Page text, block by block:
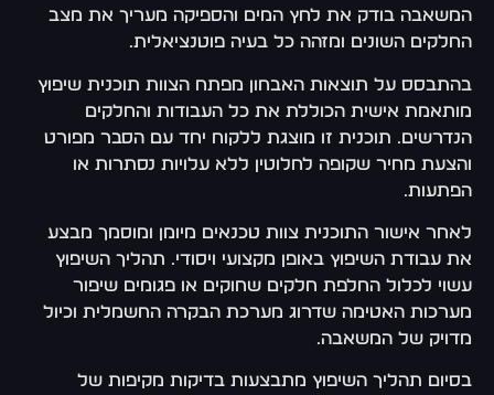
המשאבה בודק את לחץ המים והספיקה מעריך את מצב
החלקים השונים ומזהה כל בעיה פוטנציאלית.
בהתבסס על תוצאות האבחון מפתח הצוות תוכנית שיפוץ
מותאמת אישית הכוללת את כל העבודות והחלקים
הנדרשים. תוכנית זו מוצגת ללקוח יחד עם הסבר מפורט
והצעת מחיר שקופה לחלוטין ללא עלויות נסתרות או
הפתעות.
לאחר אישור התוכנית צוות טכנאים מיומן ומוסמך מבצע
את עבודת השיפוץ באופן מקצועי ויסודי. תהליך השיפוץ
עשוי לכלול החלפת חלקים שחוקים או פגומים שיפור
מערכות האטימה שדרוג מערכת הבקרה החשמלית וכיול
מדויק של המשאבה.
בסיום תהליך השיפוץ מתבצעות בדיקות מקיפות של